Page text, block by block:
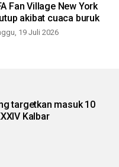
Fan Village New York
akibat cuaca buruk
19 Juli 2026
targetkan masuk 10
Kalbar